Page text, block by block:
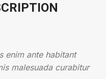
enim ante habitant
malesuada curabitur